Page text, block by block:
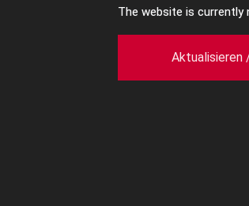
The website is currently
Aktualisieren